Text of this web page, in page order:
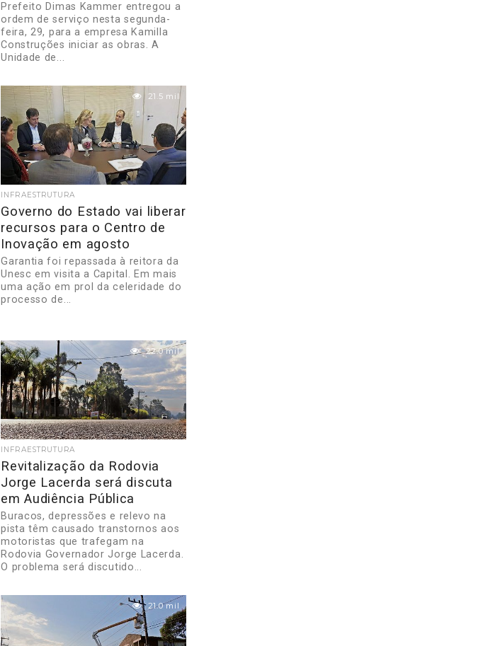
Prefeito Dimas Kammer entregou a
ordem de serviço nesta segunda-
feira, 29, para a empresa Kamilla
Construções iniciar as obras. A
Unidade de...
21.5 mil
INFRAESTRUTURA
Governo do Estado vai liberar
recursos para o Centro de
Inovação em agosto
Garantia foi repassada à reitora da
Unesc em visita a Capital. Em mais
uma ação em prol da celeridade do
processo de...
22.0 mil
INFRAESTRUTURA
Revitalização da Rodovia
Jorge Lacerda será discuta
em Audiência Pública
Buracos, depressões e relevo na
pista têm causado transtornos aos
motoristas que trafegam na
Rodovia Governador Jorge Lacerda.
O problema será discutido...
21.0 mil